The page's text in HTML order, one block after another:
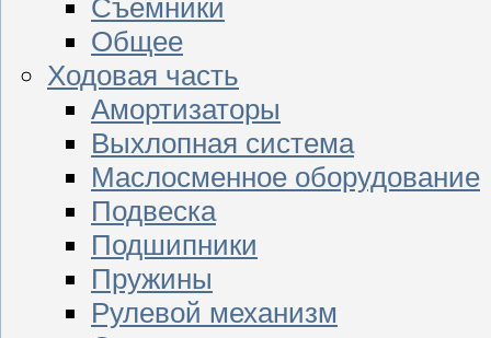
Съемники
Общее
Ходовая часть
Амортизаторы
Выхлопная система
Маслосменное оборудование
Подвеска
Подшипники
Пружины
Рулевой механизм